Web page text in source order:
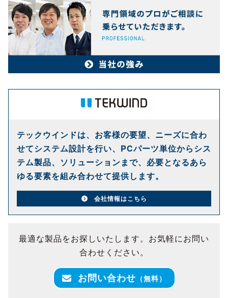
テックウインドは、お客様の要望、ニーズに合わ
せてシステム設計を行い、PCパーツ単位からシス
テム製品、ソリューションまで、必要となるあら
ゆる要素を組み合わせて提供します。
会社情報はこちら
最適な製品をお探しいたします。お気軽にお問い
合わせください。
お問い合わせ （無料）